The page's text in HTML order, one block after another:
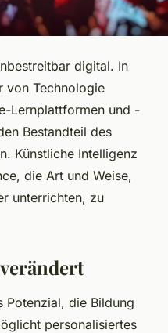
digital. In
von Technologie
Lernplattformen und -
Bestandteil des
Künstliche Intelligenz
die Art und Weise,
unterrichten, zu
Potenzial, die Bildung
personalisiertes